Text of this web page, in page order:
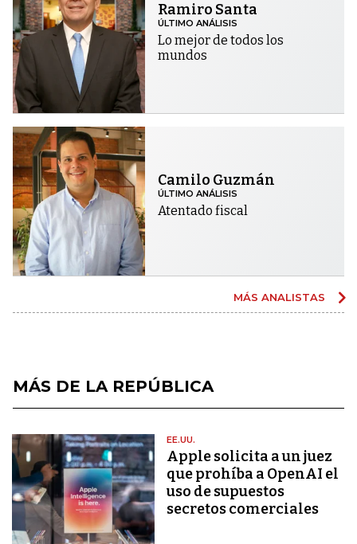
Ramiro Santa
ÚLTIMO ANÁLISIS
Lo mejor de todos los
mundos
Camilo Guzmán
ÚLTIMO ANÁLISIS
Atentado fiscal
MÁS ANALISTAS
MÁS DE LA REPÚBLICA
EE.UU.
Apple solicita a un juez
que prohíba a OpenAI el
uso de supuestos
secretos comerciales